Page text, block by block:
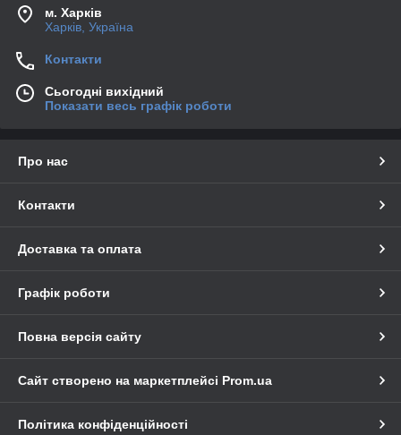
м. Харків
Харків, Україна
Контакти
Сьогодні вихідний
Показати весь графік роботи
Про нас
Контакти
Доставка та оплата
Графік роботи
Повна версія сайту
Сайт створено на маркетплейсі Prom.ua
Політика конфіденційності